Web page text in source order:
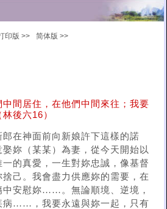
印版 >> 简体版 >>
間居住，在他們中間來往；我要
後六16）
在神面前向新娘許下這樣的諾
妳（某某）為妻，從今天開始以
的真愛，一生對妳忠誠，像基督
己。我會盡力供應妳的需要，在
中安慰妳……。無論順境、逆境，
病……，我要永遠與妳一起，只有